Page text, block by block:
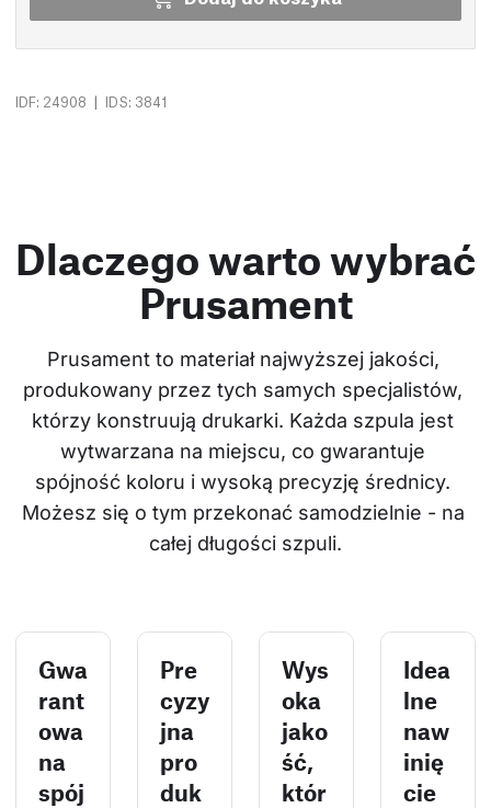
IDF: 24908 | IDS: 3841
Dlaczego warto wybrać
Prusament
Prusament to materiał najwyższej jakości,
produkowany przez tych samych specjalistów,
którzy konstruują drukarki. Każda szpula jest
wytwarzana na miejscu, co gwarantuje
spójność koloru i wysoką precyzję średnicy.
Możesz się o tym przekonać samodzielnie - na
całej długości szpuli.
Gwa
rant
owa
na
spój
Pre
cyzy
jna
pro
duk
Wys
oka
jako
ść,
któr
Idea
lne
naw
inię
cie